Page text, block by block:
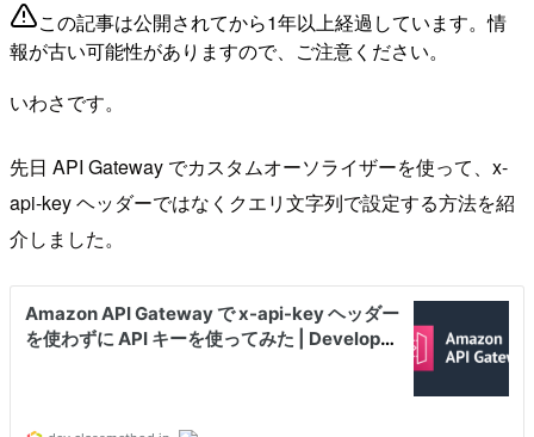
この記事は公開されてから1年以上経過しています。情
報が古い可能性がありますので、ご注意ください。
いわさです。
先日 API Gateway でカスタムオーソライザーを使って、x-
api-key ヘッダーではなくクエリ文字列で設定する方法を紹
介しました。